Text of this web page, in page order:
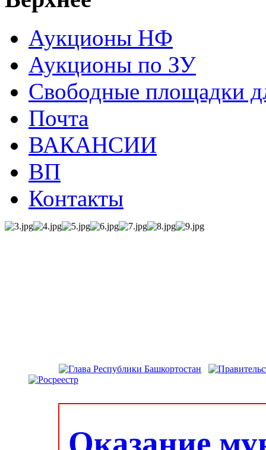
Аукционы НФ
Аукционы по ЗУ
Свободные площадки
Почта
ВАКАНСИИ
ВП
Контакты